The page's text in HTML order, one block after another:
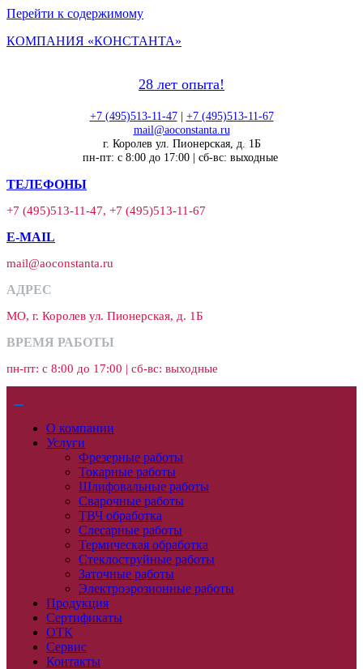
Перейти к содержимому
КОМПАНИЯ «КОНСТАНТА»
28 лет опыта!
+7 (495)513-11-47| +7 (495)513-11-67
mail@aoconstanta.ru
г. Королев ул. Пионерская, д. 1Б
пн-пт: с 8:00 до 17:00 | сб-вс: выходные
ТЕЛЕФОНЫ
+7 (495)513-11-47, +7 (495)513-11-67
E-MAIL
mail@aoconstanta.ru
АДРЕС
МО, г. Королев ул. Пионерская, д. 1Б
ВРЕМЯ РАБОТЫ
пн-пт: с 8:00 до 17:00 | сб-вс: выходные
О компании
Услуги
Фрезерные работы
Токарные работы
Шлифовальные работы
Сварочные работы
ТВЧ обработка
Слесарные работы
Термическая обработка
Стеклоструйные работы
Заточные работы
Электроэрозионные работы
Продукция
Сертификаты
ОТК
Сервис
Контакты